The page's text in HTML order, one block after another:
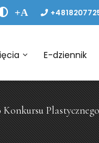
+A
E-dziennik